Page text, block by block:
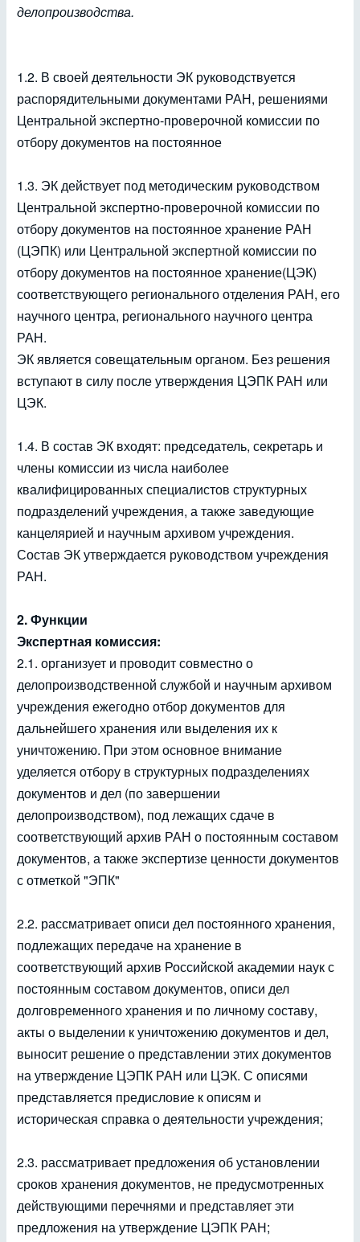
делопроизводства.
1.2. В своей деятельности ЭК руководствуется
распорядительными документами РАН, решениями
Центральной экспертно-проверочной комиссии по
отбору документов на постоянное
1.3. ЭК действует под методическим руководством
Центральной экспертно-проверочной комиссии по
отбору документов на постоянное хранение РАН
(ЦЭПК) или Центральной экспертной комиссии по
отбору документов на постоянное хранение(ЦЭК)
соответствующего регионального отделения РАН, его
научного центра, регионального научного центра
РАН.
ЭК является совещательным органом. Без решения
вступают в силу после утверждения ЦЭПК РАН или
ЦЭК.
1.4. В состав ЭК входят: председатель, секретарь и
члены комиссии из числа наиболее
квалифицированных специалистов структурных
подразделений учреждения, а также заведующие
канцелярией и научным архивом учреждения.
Состав ЭК утверждается руководством учреждения
РАН.
2. Функции
Экспертная комиссия:
2.1. организует и проводит совместно о
делопроизводственной службой и научным архивом
учреждения ежегодно отбор документов для
дальнейшего хранения или выделения их к
уничтожению. При этом основное внимание
уделяется отбору в структурных подразделениях
документов и дел (по завершении
делопроизводством), под лежащих сдаче в
соответствующий архив РАН о постоянным составом
документов, а также экспертизе ценности документов
с отметкой "ЭПК"
2.2. рассматривает описи дел постоянного хранения,
подлежащих передаче на хранение в
соответствующий архив Российской академии наук с
постоянным составом документов, описи дел
долговременного хранения и по личному составу,
акты о выделении к уничтожению документов и дел,
выносит решение о представлении этих документов
на утверждение ЦЭПК РАН или ЦЭК. С описями
представляется предисловие к описям и
историческая справка о деятельности учреждения;
2.3. рассматривает предложения об установлении
сроков хранения документов, не предусмотренных
действующими перечнями и представляет эти
предложения на утверждение ЦЭПК РАН;